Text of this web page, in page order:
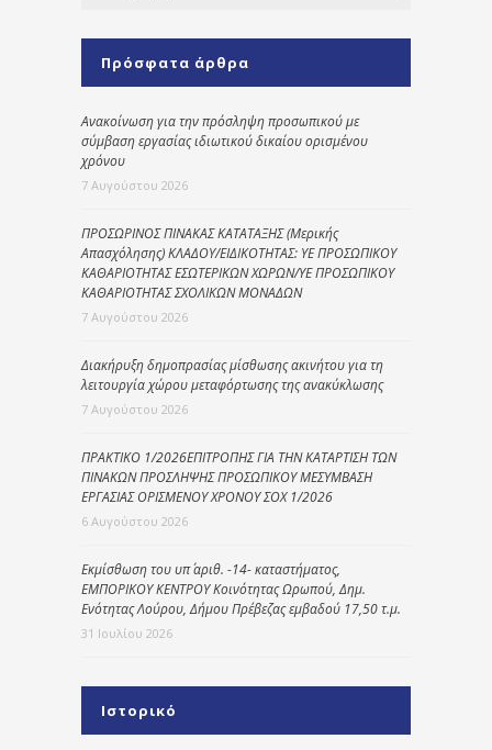
Πρόσφατα άρθρα
Ανακοίνωση για την πρόσληψη προσωπικού με
σύμβαση εργασίας ιδιωτικού δικαίου ορισμένου
χρόνου
7 Αυγούστου 2026
ΠΡΟΣΩΡΙΝΟΣ ΠΙΝΑΚΑΣ ΚΑΤΑΤΑΞΗΣ (Μερικής
Απασχόλησης) ΚΛΑΔΟΥ/ΕΙΔΙΚΟΤΗΤΑΣ: ΥΕ ΠΡΟΣΩΠΙΚΟΥ
ΚΑΘΑΡΙΟΤΗΤΑΣ ΕΣΩΤΕΡΙΚΩΝ ΧΩΡΩΝ/ΥΕ ΠΡΟΣΩΠΙΚΟΥ
ΚΑΘΑΡΙΟΤΗΤΑΣ ΣΧΟΛΙΚΩΝ ΜΟΝΑΔΩΝ
7 Αυγούστου 2026
Διακήρυξη δημοπρασίας μίσθωσης ακινήτου για τη
λειτουργία χώρου μεταφόρτωσης της ανακύκλωσης
7 Αυγούστου 2026
ΠΡΑΚΤΙΚΟ 1/2026ΕΠΙΤΡΟΠΗΣ ΓΙΑ ΤΗΝ ΚΑΤΑΡΤΙΣΗ ΤΩΝ
ΠΙΝΑΚΩΝ ΠΡΟΣΛΗΨΗΣ ΠΡΟΣΩΠΙΚΟΥ ΜΕΣΥΜΒΑΣΗ
ΕΡΓΑΣΙΑΣ ΟΡΙΣΜΕΝΟΥ ΧΡΟΝΟΥ ΣΟΧ 1/2026
6 Αυγούστου 2026
Εκμίσθωση του υπ΄ αριθ. -14- καταστήματος,
ΕΜΠΟΡΙΚΟΥ ΚΕΝΤΡΟΥ Κοινότητας Ωρωπού, Δημ.
Ενότητας Λούρου, Δήμου Πρέβεζας εμβαδού 17,50 τ.μ.
31 Ιουλίου 2026
Ιστορικό